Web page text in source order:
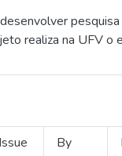
realiza na UFV
By